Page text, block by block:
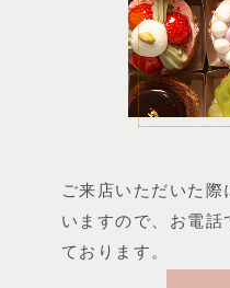
ご来店いただいた
いますので、 お電話
ております。